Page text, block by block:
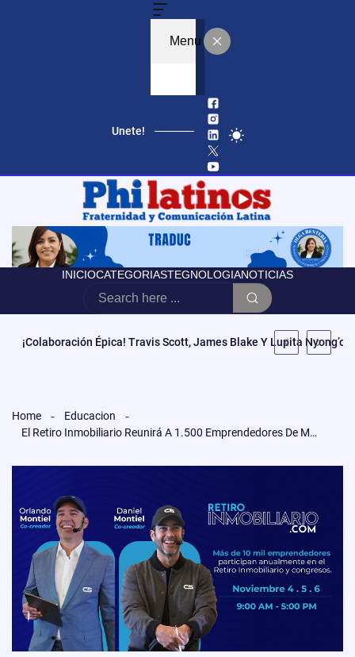
Menu
Unete!
INICIOCATEGORIASTEGNOLOGIANOTICIAS
Educación, Autonomía Y Poder Cívico: El Modelo De CCATE Que
Home
Educacion
El Retiro Inmobiliario Reunirá A 1.500 Emprendedores De Más De 16 Países En Miami